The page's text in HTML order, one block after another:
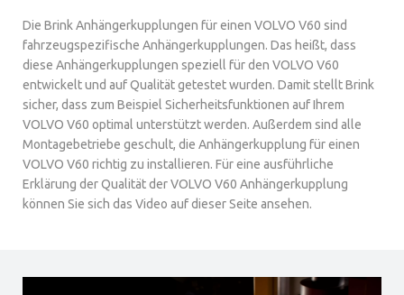
Die Brink Anhängerkupplungen für einen VOLVO V60 sind
fahrzeugspezifische Anhängerkupplungen. Das heißt, dass
diese Anhängerkupplungen speziell für den VOLVO V60
entwickelt und auf Qualität getestet wurden. Damit stellt Brink
sicher, dass zum Beispiel Sicherheitsfunktionen auf Ihrem
VOLVO V60 optimal unterstützt werden. Außerdem sind alle
Montagebetriebe geschult, die Anhängerkupplung für einen
VOLVO V60 richtig zu installieren. Für eine ausführliche
Erklärung der Qualität der VOLVO V60 Anhängerkupplung
können Sie sich das Video auf dieser Seite ansehen.